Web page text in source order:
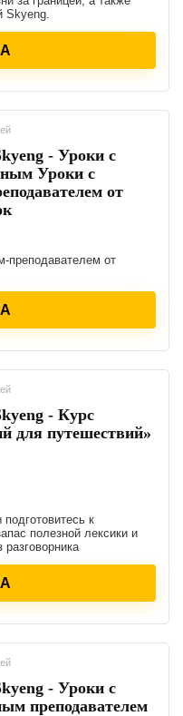
Skyeng.
- Уроки с
Уроки с
от
преподавателем от
- Курс
для путешествий»
к
полезной лексики и
- Уроки с
преподавателем